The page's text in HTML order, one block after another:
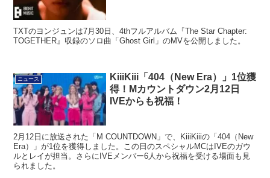
TXTのヨンジュンは7月30日、4thフルアルバム『The Star Chapter:
TOGETHER』収録のソロ曲「Ghost Girl」のMVを公開しました。
ニュース
KiiiKiii「404（New Era）」1位獲
得！Mカウントダウン2月12日
IVEからも祝福！
2月12日に放送された「M COUNTDOWN」で、KiiiKiiiの「404（New
Era）」が1位を獲得しました。この日のスペシャルMCはIVEのガウ
ルとレイが担当。さらにIVEメンバー6人から祝福を受ける場面も見
られました。